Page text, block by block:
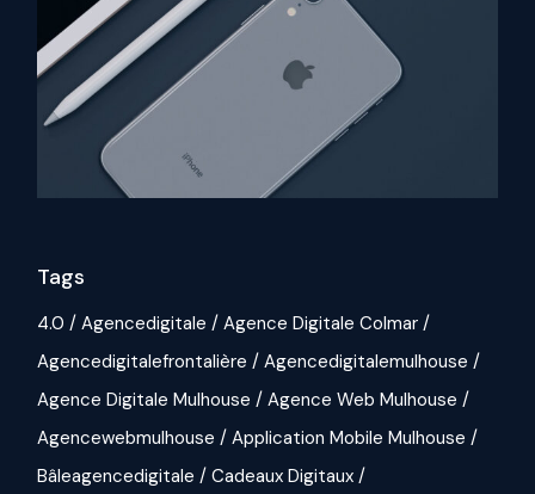
Tags
4.0 Agencedigitale
Agence Digitale Colmar
Agencedigitalefrontalière
Agencedigitalemulhouse
Agence Digitale Mulhouse
Agence Web Mulhouse
Agencewebmulhouse
Application Mobile Mulhouse
Bâleagencedigitale
Cadeaux Digitaux